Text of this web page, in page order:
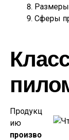
Размеры
Сферы
Продукц
ию
произво